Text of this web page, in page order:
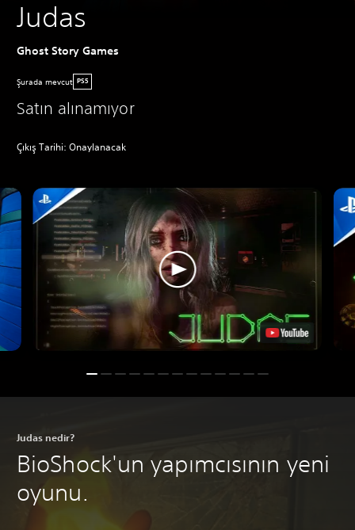
Judas
Ghost Story Games
Şurada mevcut PS5
Satın alınamıyor
Çıkış Tarihi: Onaylanacak
Judas nedir?
BioShock'un yapımcısının yeni
oyunu.